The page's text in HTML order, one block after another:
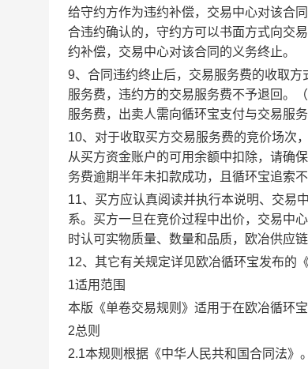
给守约方作为违约补偿，交易中心对该合
合违约确认的，守约方可以书面方式向交
约补偿，交易中心对该合同的义务终止。
9、合同违约终止后，交易服务费的收取
服务费，违约方的交易服务费不予退回。
服务费，出卖人需向循环宝支付与交易服
10、对于收取买方交易服务费的竞价场次
从买方资金账户的可用余额中扣除，请确
务费逾期半年未扣款成功，且循环宝追索
11、买方应认真阅读并执行本说明、交易
系。买方一旦在竞价过程中出价，交易中
时认可实物质量、数量和品质，欧冶供应
12、其它有关规定详见欧冶循环宝发布的
1适用范围
本版《单卷交易规则》适用于在欧冶循环
2总则
2.1本规则根据《中华人民共和国合同法》。